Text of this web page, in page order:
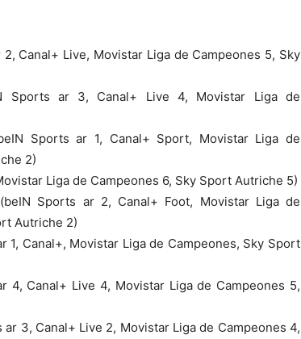
Canal+ Live, Movistar Liga de Campeones 5, Sky
Sports ar 3, Canal+ Live 4, Movistar Liga de
Sports ar 1, Canal+ Sport, Movistar Liga de
2)
Liga de Campeones 6, Sky Sport Autriche 5)
Sports ar 2, Canal+ Foot, Movistar Liga de
Autriche 2)
1, Canal+, Movistar Liga de Campeones, Sky Sport
4, Canal+ Live 4, Movistar Liga de Campeones 5,
3, Canal+ Live 2, Movistar Liga de Campeones 4,